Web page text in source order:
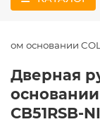
основании
Дверная
основании
CB51RSB-